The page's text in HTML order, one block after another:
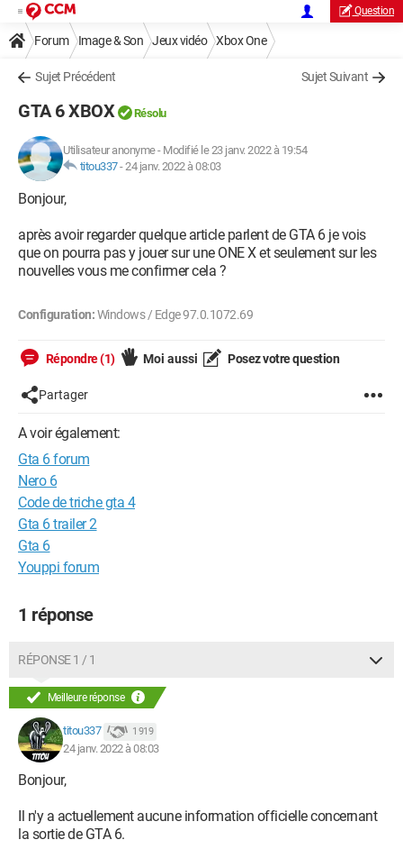
Question
Forum Image & Son Jeux vidéo Xbox One
Sujet Précédent Sujet Suivant
GTA 6 XBOX Résolu
Utilisateur anonyme- Modifié le 23 janv. 2022 à 19:54
titou337-24 janv. 2022 à 08:03
Bonjour,
après avoir regarder quelque article parlent de GTA 6 je vois
que on pourra pas y jouer sur une ONE X et seulement sur les
nouvelles vous me confirmer cela ?
Configuration:Windows / Edge 97.0.1072.69
Répondre (1) Moi aussi Posez votre question
Partager
A voir également:
Gta 6 forum
Nero 6
Code de triche gta 4
Gta 6 trailer 2
Gta 6
Youppi forum
1 réponse
RÉPONSE 1 / 1
Meilleure réponse
titou337 1 919
24 janv. 2022 à 08:03
Bonjour,
Il n'y a actuellement aucune information officielle concernant
la sortie de GTA 6.